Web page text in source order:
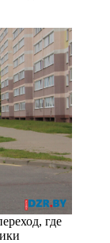
где